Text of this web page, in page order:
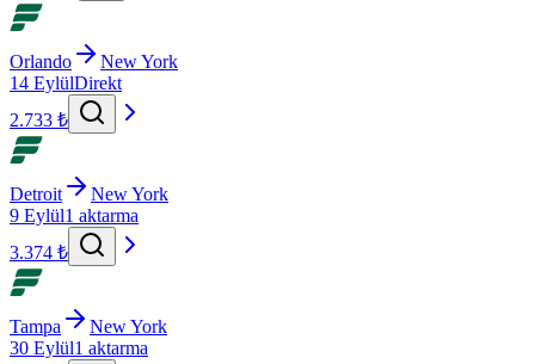
Orlando
New York
14 EylülDirekt
2.733 ₺
Detroit
New York
9 Eylül1 aktarma
3.374 ₺
Tampa
New York
30 Eylül1 aktarma